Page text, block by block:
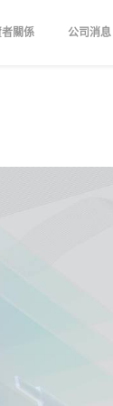
關係 公司消息